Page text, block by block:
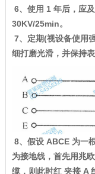
6、使用 1 年后，应
30KV/25min。
7、定期(视设备使用
细打磨光滑，并保持
8、假设 ABCE 为一
为接地线，首先用兆
缆，则此时红 夹接 A